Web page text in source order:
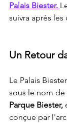
Palais Biester.
suivra après les
Un Retour
Le Palais
sous le nom de
Parque Biester,
conçue par